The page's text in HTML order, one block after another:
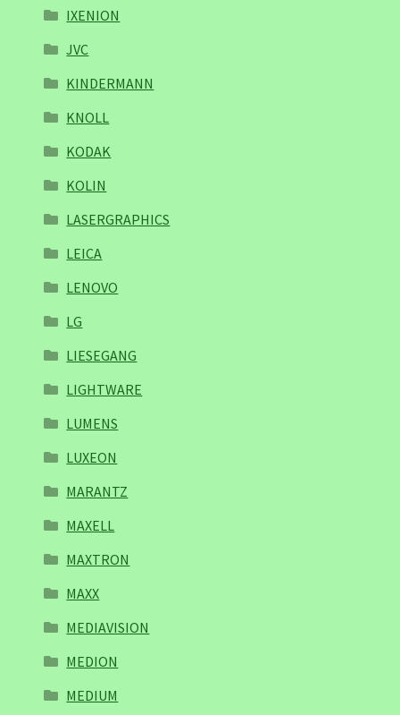
IXENION
JVC
KINDERMANN
KNOLL
KODAK
KOLIN
LASERGRAPHICS
LEICA
LENOVO
LG
LIESEGANG
LIGHTWARE
LUMENS
LUXEON
MARANTZ
MAXELL
MAXTRON
MAXX
MEDIAVISION
MEDION
MEDIUM